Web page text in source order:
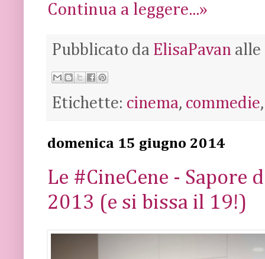
Continua a leggere...»
Pubblicato da ElisaPavan alle
Etichette: cinema, commedie
domenica 15 giugno 2014
Le #CineCene - Sapore
2013 (e si bissa il 19!)